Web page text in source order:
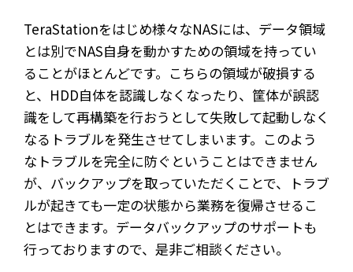
TeraStationをはじめ様々なNASには、データ領域
とは別でNAS自身を動かすための領域を持ってい
ることがほとんどです。こちらの領域が破損する
と、HDD自体を認識しなくなったり、筐体が誤認
識をして再構築を行おうとして失敗して起動しなく
なるトラブルを発生させてしまいます。このよう
なトラブルを完全に防ぐということはできません
が、バックアップを取っていただくことで、トラブ
ルが起きても一定の状態から業務を復帰させるこ
とはできます。データバックアップのサポートも
行っておりますので、是非ご相談ください。